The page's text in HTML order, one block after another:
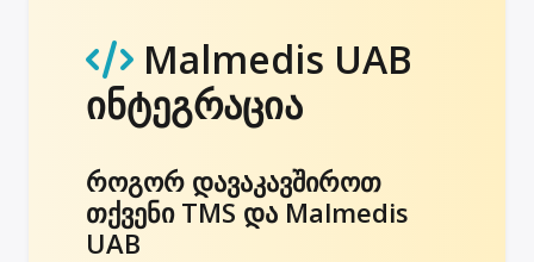
Malmedis UAB
ინტეგრაცია
როგორ დავაკავშიროთ
თქვენი TMS და Malmedis
UAB